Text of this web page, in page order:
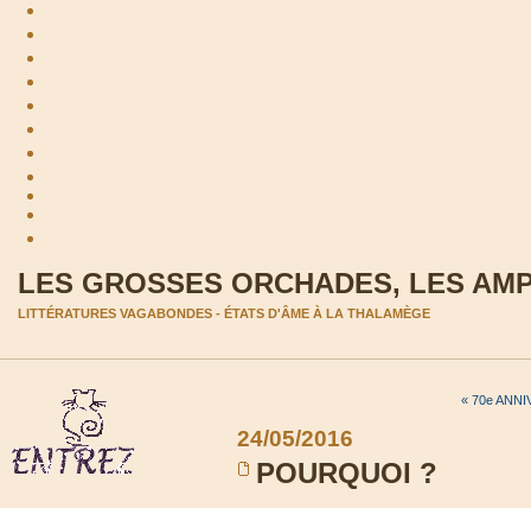
LES GROSSES ORCHADES, LES
LITTÉRATURES VAGABONDES - ÉTATS D'ÂME À LA THALAMÈGE
« 70e
24/05/2016
POURQUOI ?